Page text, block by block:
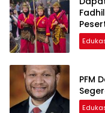
PFM